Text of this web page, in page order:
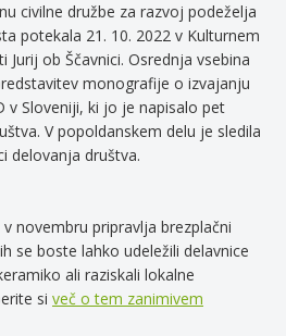
civilne družbe za razvoj podeželja
potekala 21. 10. 2022 v Kulturnem
Jurij ob Ščavnici. Osrednja vsebina
monografije o izvajanju
v Sloveniji, ki jo je napisalo pet
V popoldanskem delu je sledila
delovanja društva.
novembru pripravlja brezplačni
se boste lahko udeležili delavnice
ali raziskali lokalne
si več o tem zanimivem